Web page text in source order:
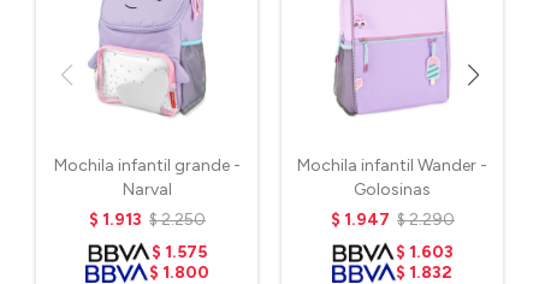
Mochila infantil grande -
Narval
$ 1.913 $2.250
$ 1.575
$ 1.800
Mochila infantil Wander -
Golosinas
$ 1.947 $2.290
$ 1.603
$ 1.832